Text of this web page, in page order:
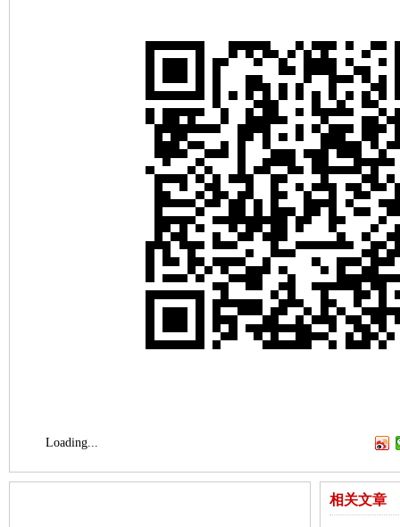
Loading...
相关文章